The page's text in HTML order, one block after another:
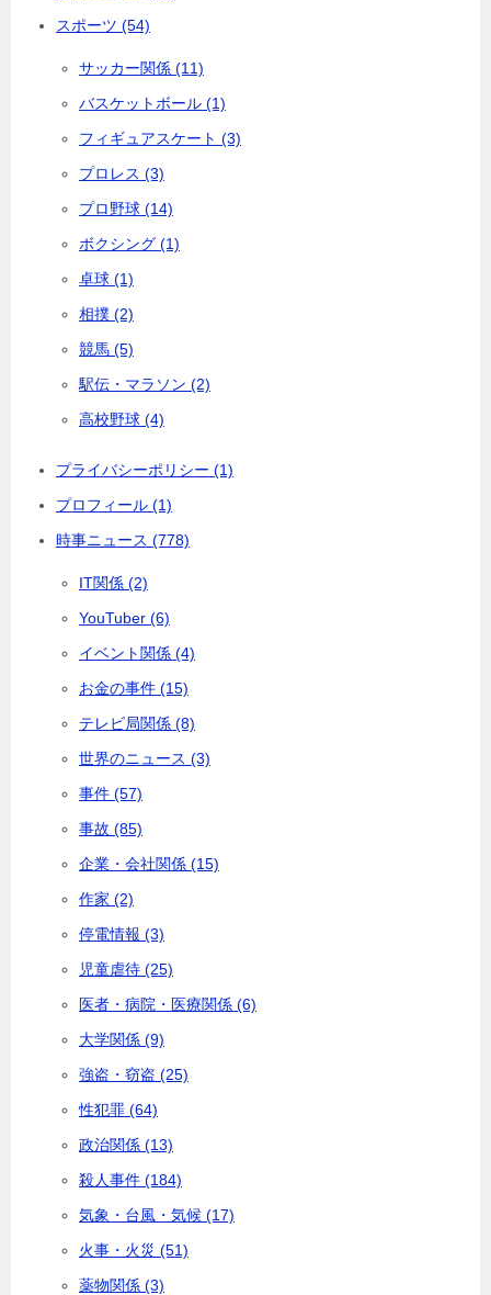
スポーツ (54)
サッカー関係 (11)
バスケットボール (1)
フィギュアスケート (3)
プロレス (3)
プロ野球 (14)
ボクシング (1)
卓球 (1)
相撲 (2)
競馬 (5)
駅伝・マラソン (2)
高校野球 (4)
プライバシーポリシー (1)
プロフィール (1)
時事ニュース (778)
IT関係 (2)
YouTuber (6)
イベント関係 (4)
お金の事件 (15)
テレビ局関係 (8)
世界のニュース (3)
事件 (57)
事故 (85)
企業・会社関係 (15)
作家 (2)
停電情報 (3)
児童虐待 (25)
医者・病院・医療関係 (6)
大学関係 (9)
強盗・窃盗 (25)
性犯罪 (64)
政治関係 (13)
殺人事件 (184)
気象・台風・気候 (17)
火事・火災 (51)
薬物関係 (3)